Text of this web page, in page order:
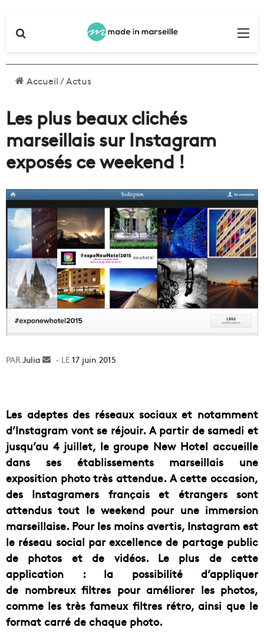
Accueil/Actus
Les plus beaux clichés
marseillais sur Instagram
exposés ce weekend !
Julia
Envoyer17 juin 2015
Les adeptes des réseaux sociaux et notamment
d’Instagram vont se réjouir. A partir de samedi et
jusqu’au 4 juillet, le groupe New Hotel accueille
dans ses établissements marseillais une
exposition photo très attendue. A cette occasion,
des Instagramers français et étrangers sont
attendus tout le weekend pour une immersion
marseillaise. Pour les moins avertis, Instagram est
le réseau social par excellence de partage public
de photos et de vidéos. Le plus de cette
application : la possibilité d’appliquer
de nombreux filtres pour améliorer les photos,
comme les très fameux filtres rétro, ainsi que le
format carré de chaque photo.